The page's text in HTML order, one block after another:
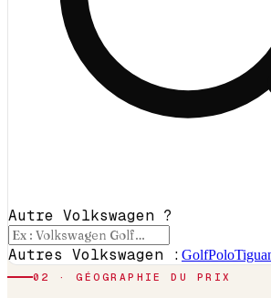
Autre Volkswagen ?
Autres Volkswagen : GolfPolo
02 · GÉOGRAPHIE DU PRIX